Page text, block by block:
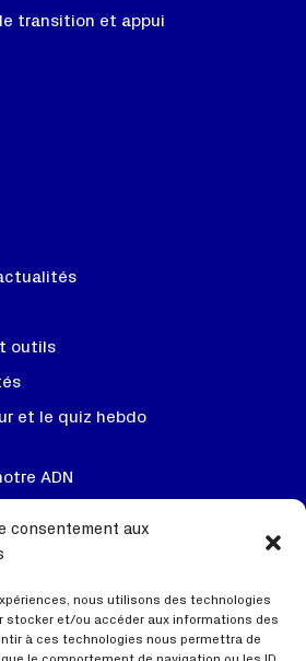
consentement aux
nous utilisons des technologies
stocker et/ou accéder aux informations des
à ces technologies nous permettra de
transition et appui
outils
et le quiz hebdo
ADN